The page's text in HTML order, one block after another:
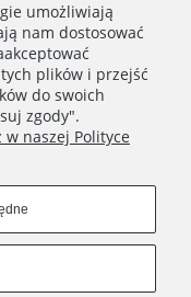
10-18 e-mail:
umożliwiają
nam dostosować
plików i przejść
do swoich
zgody".
naszej Polityce